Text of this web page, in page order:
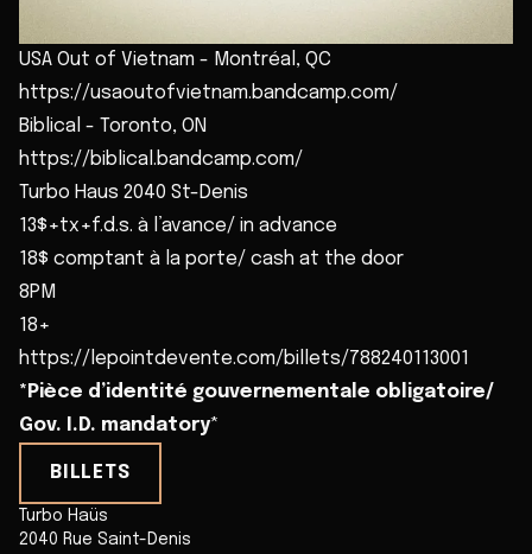
USA Out of Vietnam - Montréal, QC
https://usaoutofvietnam.bandcamp.com/
Biblical - Toronto, ON
https://biblical.bandcamp.com/
Turbo Haus 2040 St-Denis
13$+tx+f.d.s. à l’avance/ in advance
18$ comptant à la porte/ cash at the door
8PM
18+
https://lepointdevente.com/billets/788240113001
*Pièce d’identité gouvernementale obligatoire/
Gov. I.D. mandatory*
BILLETS
Turbo Haüs
2040 Rue Saint-Denis